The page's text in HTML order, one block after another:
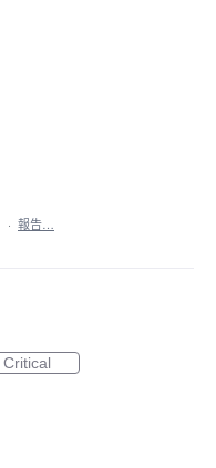
· 報告…
Critical